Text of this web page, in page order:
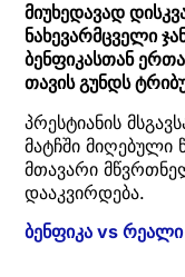
მიუხედავად
ნახევარმცველი
ბენფიკასთან
თავის გუნდს
პრესტიანის
მატჩში მიღებული
მთავარი
დააკვირდება.
ბენფიკა vs